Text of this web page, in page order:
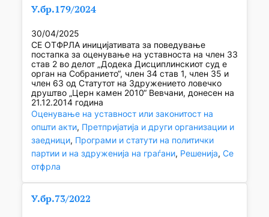
У.бр.179/2024
30/04/2025
СЕ ОТФРЛА иницијативата за поведување
постапка за оценување на уставноста на член 33
став 2 во делот „Додека Дисциплинскиот суд е
орган на Собранието“, член 34 став 1, член 35 и
член 63 од Статутот на Здружението ловечко
друштво „Церн камен 2010“ Вевчани, донесен на
21.12.2014 година
Оценување на уставност или законитост на
општи акти, Претпријатија и други организации и
заедници, Програми и статути на политички
партии и на здруженија на граѓани, Решенија, Се
отфрла
У.бр.73/2022